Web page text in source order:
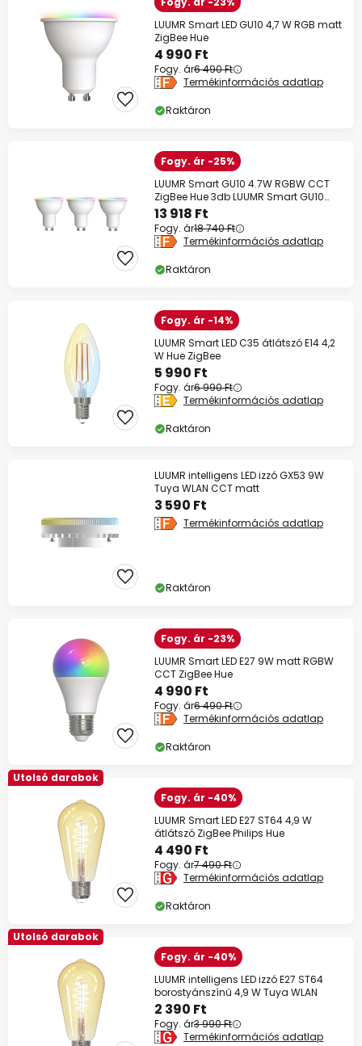
LUUMR Smart LED GU10 4,7 W RGB matt
ZigBee Hue
4 990 Ft
Fogy. ár6 490 Ft
Termékinformációs adatlap
Raktáron
Fogy. ár -25%
LUUMR Smart GU10 4.7W RGBW CCT
ZigBee Hue 3db LUUMR Smart GU10
4.7W RGBW CCT
13 918 Ft
Fogy. ár18 740 Ft
Termékinformációs adatlap
Raktáron
Fogy. ár -14%
LUUMR Smart LED C35 átlátszó E14 4,2
W Hue ZigBee
5 990 Ft
Fogy. ár6 990 Ft
Termékinformációs adatlap
Raktáron
LUUMR intelligens LED izzó GX53 9W
Tuya WLAN CCT matt
3 590 Ft
Termékinformációs adatlap
Raktáron
Fogy. ár -23%
LUUMR Smart LED E27 9W matt RGBW
CCT ZigBee Hue
4 990 Ft
Fogy. ár6 490 Ft
Termékinformációs adatlap
Raktáron
Utolsó darabok
Fogy. ár -40%
LUUMR Smart LED E27 ST64 4,9 W
átlátszó ZigBee Philips Hue
4 490 Ft
Fogy. ár7 490 Ft
Termékinformációs adatlap
Raktáron
Utolsó darabok
Fogy. ár -40%
LUUMR intelligens LED izzó E27 ST64
borostyánszínű 4,9 W Tuya WLAN
2 390 Ft
Fogy. ár3 990 Ft
Termékinformációs adatlap